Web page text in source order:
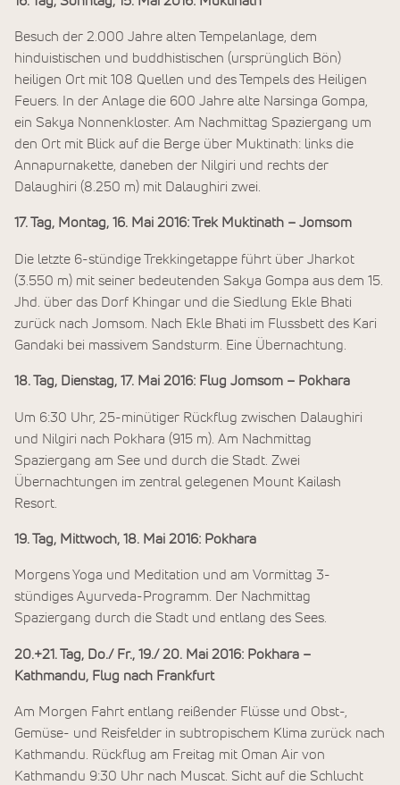
Besuch der 2.000 Jahre alten Tempelanlage, dem
hinduistischen und buddhistischen (ursprünglich Bön)
heiligen Ort mit 108 Quellen und des Tempels des Heiligen
Feuers. In der Anlage die 600 Jahre alte Narsinga Gompa,
ein Sakya Nonnenkloster. Am Nachmittag Spaziergang um
den Ort mit Blick auf die Berge über Muktinath: links die
Annapurnakette, daneben der Nilgiri und rechts der
Dalaughiri (8.250 m) mit Dalaughiri zwei.
17. Tag, Montag, 16. Mai 2016: Trek Muktinath – Jomsom
Die letzte 6-stündige Trekkingetappe führt über Jharkot
(3.550 m) mit seiner bedeutenden Sakya Gompa aus dem 15.
Jhd. über das Dorf Khingar und die Siedlung Ekle Bhati
zurück nach Jomsom. Nach Ekle Bhati im Flussbett des Kari
Gandaki bei massivem Sandsturm. Eine Übernachtung.
18. Tag, Dienstag, 17. Mai 2016: Flug Jomsom – Pokhara
Um 6:30 Uhr, 25-minütiger Rückflug zwischen Dalaughiri
und Nilgiri nach Pokhara (915 m). Am Nachmittag
Spaziergang am See und durch die Stadt. Zwei
Übernachtungen im zentral gelegenen Mount Kailash
Resort.
19. Tag, Mittwoch, 18. Mai 2016: Pokhara
Morgens Yoga und Meditation und am Vormittag 3-
stündiges Ayurveda-Programm. Der Nachmittag
Spaziergang durch die Stadt und entlang des Sees.
20.+21. Tag, Do./ Fr., 19./ 20. Mai 2016: Pokhara –
Kathmandu, Flug nach Frankfurt
Am Morgen Fahrt entlang reißender Flüsse und Obst-,
Gemüse- und Reisfelder in subtropischem Klima zurück nach
Kathmandu. Rückflug am Freitag mit Oman Air von
Kathmandu 9:30 Uhr nach Muscat. Sicht auf die Schlucht